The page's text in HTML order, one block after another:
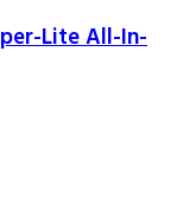
Lite All-In-